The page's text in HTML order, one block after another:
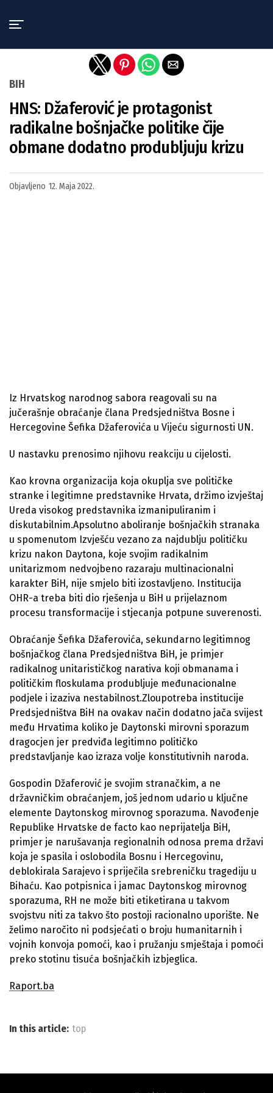
BIH
HNS: Džaferović je protagonist
radikalne bošnjačke politike čije
obmane dodatno produbljuju krizu
Objavljeno 12. Maja 2022.
Iz Hrvatskog narodnog sabora reagovali su na
jučerašnje obraćanje člana Predsjedništva Bosne i
Hercegovine Šefika Džaferovića u Vijeću sigurnosti UN.
U nastavku prenosimo njihovu reakciju u cijelosti.
Kao krovna organizacija koja okuplja sve političke
stranke i legitimne predstavnike Hrvata, držimo izvještaj
Ureda visokog predstavnika izmanipuliranim i
diskutabilnim.Apsolutno aboliranje bošnjačkih stranaka
u spomenutom Izvješću vezano za najdublju političku
krizu nakon Daytona, koje svojim radikalnim
unitarizmom nedvojbeno razaraju multinacionalni
karakter BiH, nije smjelo biti izostavljeno. Institucija
OHR-a treba biti dio rješenja u BiH u prijelaznom
procesu transformacije i stjecanja potpune suverenosti.
Obraćanje Šefika Džaferovića, sekundarno legitimnog
bošnjačkog člana Predsjedništva BiH, je primjer
radikalnog unitarističkog narativa koji obmanama i
političkim floskulama produbljuje međunacionalne
podjele i izaziva nestabilnost.Zloupotreba institucije
Predsjedništva BiH na ovakav način dodatno jača svijest
među Hrvatima koliko je Daytonski mirovni sporazum
dragocjen jer predviđa legitimno političko
predstavljanje kao izraza volje konstitutivnih naroda.
Gospodin Džaferović je svojim stranačkim, a ne
državničkim obraćanjem, još jednom udario u ključne
elemente Daytonskog mirovnog sporazuma. Navođenje
Republike Hrvatske de facto kao neprijatelja BiH,
primjer je narušavanja regionalnih odnosa prema državi
koja je spasila i oslobodila Bosnu i Hercegovinu,
deblokirala Sarajevo i spriječila srebreničku tragediju u
Bihaću. Kao potpisnica i jamac Daytonskog mirovnog
sporazuma, RH ne može biti etiketirana u takvom
svojstvu niti za takvo što postoji racionalno uporište. Ne
želimo naročito ni podsjećati o broju humanitarnih i
vojnih konvoja pomoći, kao i pružanju smještaja i pomoći
preko stotinu tisuća bošnjačkih izbjeglica.
Raport.ba
In this article: top